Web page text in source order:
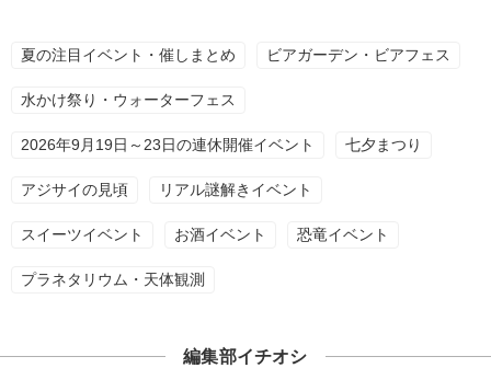
夏の注目イベント・催しまとめ ビアガーデン・ビアフェス
水かけ祭り・ウォーターフェス
2026年9月19日～23日の連休開催イベント 七夕まつり
アジサイの見頃 リアル謎解きイベント
スイーツイベント お酒イベント 恐竜イベント
プラネタリウム・天体観測
編集部イチオシ